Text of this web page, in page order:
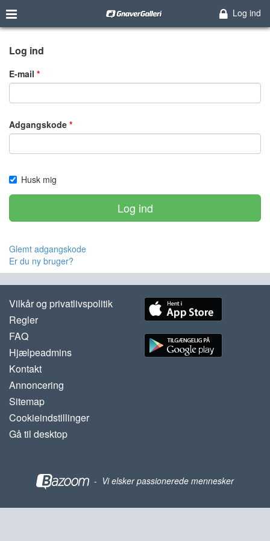
Log ind
Log ind
E-mail
Adgangskode
Husk mig
Log ind
Glemt adgangskode
Er du ny bruger?
Vilkår og privatlivspolitik
Regler
FAQ
Hjælpeadmins
Kontakt
Annoncering
Sitemap
Cookieindstillinger
Gå til desktop
- Vi elsker passionerede mennesker